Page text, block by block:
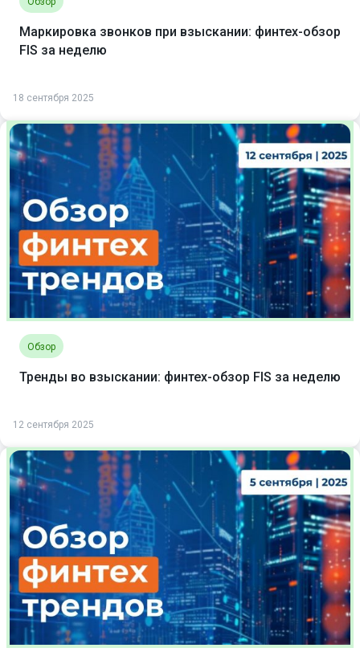
Маркировка звонков при взыскании: финтех-обзор
FIS за неделю
18 сентября 2025
Обзор
Тренды во взыскании: финтех-обзор FIS за неделю
12 сентября 2025